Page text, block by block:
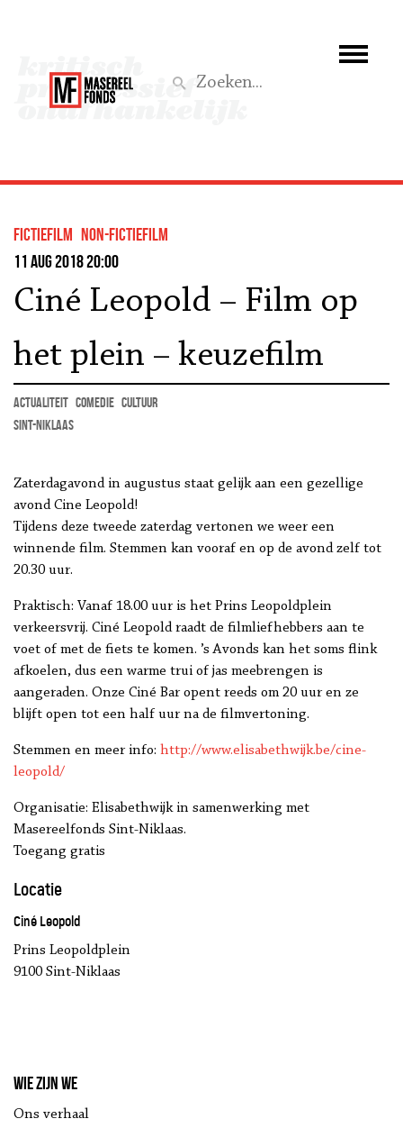
Wat we doen
Aktief
fictiefilm non-fictiefilm
11 aug 2018 20:00
Ciné Leopold – Film op
het plein – keuzefilm
actualiteit comedie cultuur
Sint-Niklaas
Zaterdagavond in augustus staat gelijk aan een gezellige
avond Cine Leopold!
Tijdens deze tweede zaterdag vertonen we weer een
winnende film. Stemmen kan vooraf en op de avond zelf tot
20.30 uur.
Praktisch: Vanaf 18.00 uur is het Prins Leopoldplein
verkeersvrij. Ciné Leopold raadt de filmliefhebbers aan te
voet of met de fiets te komen. ’s Avonds kan het soms flink
afkoelen, dus een warme trui of jas meebrengen is
aangeraden. Onze Ciné Bar opent reeds om 20 uur en ze
blijft open tot een half uur na de filmvertoning.
Stemmen en meer info: http://www.elisabethwijk.be/cine-
leopold/
Organisatie: Elisabethwijk in samenwerking met
Masereelfonds Sint-Niklaas.
Toegang gratis
Locatie
Ciné Leopold
Prins Leopoldplein
9100 Sint-Niklaas
Wie zijn we
Ons verhaal